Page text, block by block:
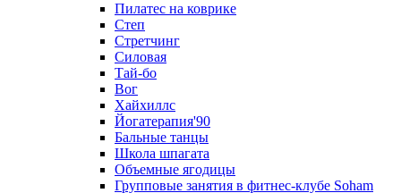
Пилатес на коврике
Степ
Стретчинг
Силовая
Тай-бо
Вог
Хайхиллс
Йогатерапия'90
Бальные танцы
Школа шпагата
Объемные ягодицы
Групповые занятия в фитнес-клубе Soham